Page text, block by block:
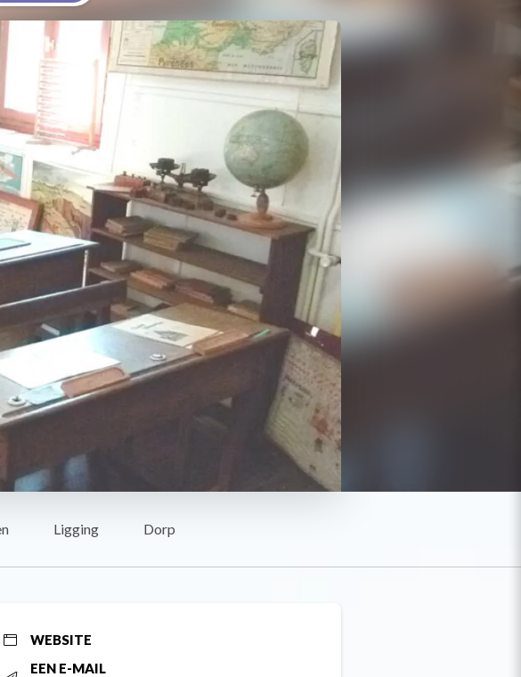
Ligging Dorp
WEBSITE
EEN E-MAIL